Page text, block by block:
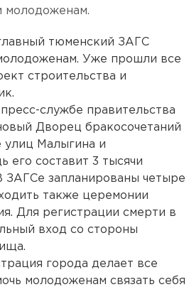
молодоженам.
тюменский ЗАГС
Уже прошли все
строительства и
службе правительства
Дворец бракосочетаний
улиц Малыгина и
его составит 3 тысячи
ЗАГСе запланированы четыре
также церемонии
Для регистрации смерти в
вход со стороны
города делает все
молодоженам связать себя